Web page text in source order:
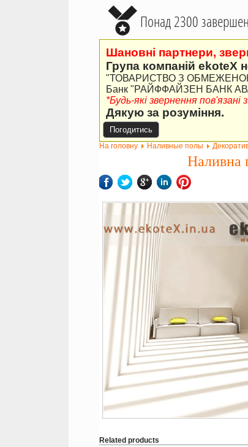
Понад 2300
Шановні партнери,
Група компаній ekoteX
"ТОВАРИСТВО З ОБМЕЖЕНОЮ
Банк "РАЙФФАЙЗЕН БАНК
*Будь-які звернення
Дякую за розуміння.
Погодитись
На головну Наливные полы
Наливна
Related products